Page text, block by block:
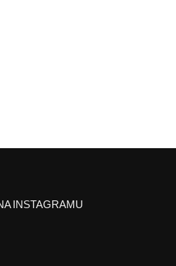
INSTAGRAMU